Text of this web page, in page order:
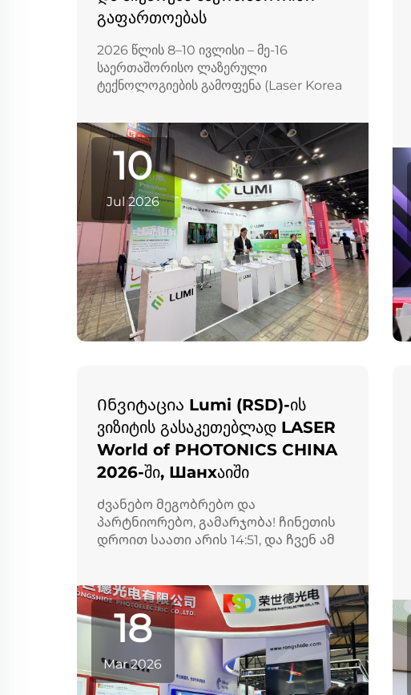
გაფართოებას
2026 წლის 8–10 ივლისი – მე-16
საერთაშორისო ლაზერული
ტექნოლოგიების გამოფენა (Laser Korea
კორეაში, KINTEX გამოფენის ცენტრში.
Lumi Photoelectric Technology Co.,
Ltd. მონაწილეობას მიიღო ამ
ღონისძიებაში ძლიერი პრეზენტაციით, ს...
10
Jul 2026
Ინვიტაცია Lumi (RSD)-ის
ვიზიტის გასაკეთებლად LASER
World of PHOTONICS CHINA
2026-ში, Шанхაიში
Ძვანებო მეგობრებო და
პარტნიორებო, გამარჯობა! ჩინეთის
დროით საათი არის 14:51, და ჩვენ ამ
მივესალმებით სიხარულით! ვისაც
შეიძლება არ იცოდეს, ჩვენი ბრენდი
ჩინეთის ბაზარზე არის RS...
18
Mar 2026